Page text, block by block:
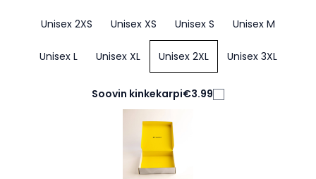
Unisex 2XS Unisex XS Unisex S Unisex M
Unisex L Unisex XL Unisex 2XL Unisex 3XL
Soovin kinkekarpi€3.99